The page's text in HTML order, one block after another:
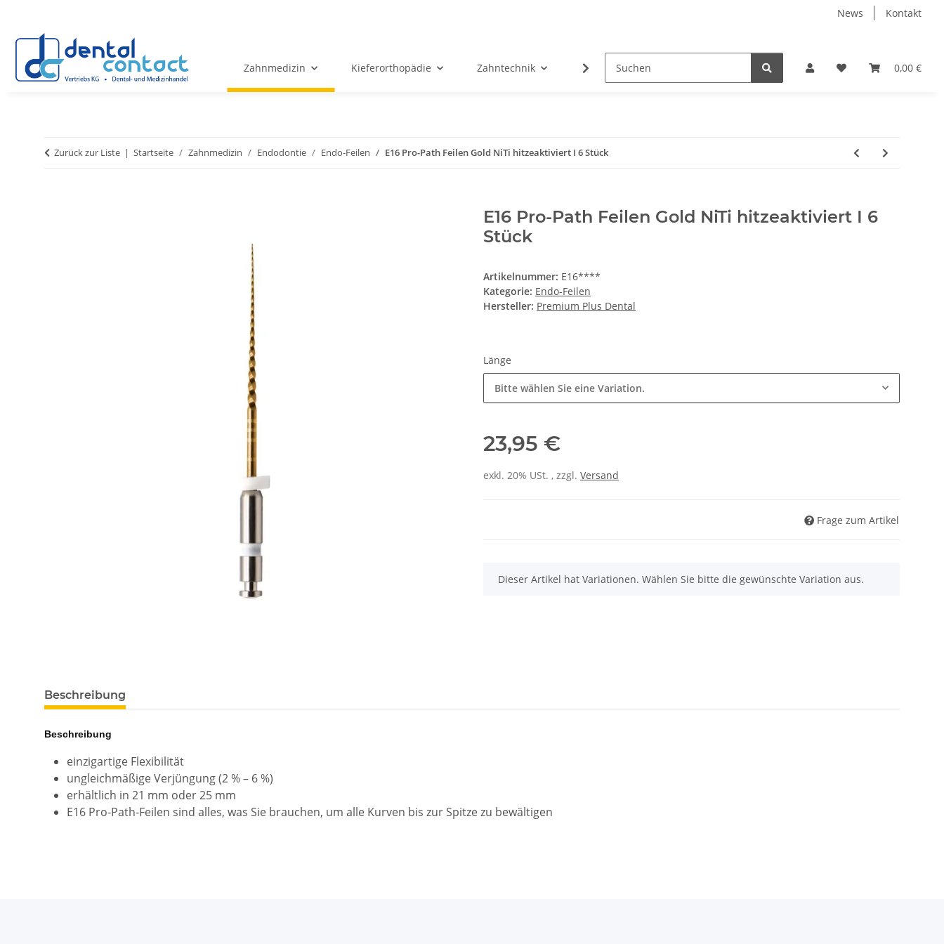
News Kontakt
0,00 €
Zahnmedizin Kieferorthopädie Zahntechnik Oral-Chirurgie Sterilisations- und Reinigungsüberwachung
Zurück zur Liste Startseite Zahnmedizin Endodontie Endo-Feilen E16 Pro-Path Feilen Gold NiTi hitzeaktiviert I 6 Stück
E16 Pro-Path Feilen Gold NiTi hitzeaktiviert I 6
Stück
Artikelnummer: E16****
Kategorie: Endo-Feilen
Hersteller: Premium Plus Dental
Länge
Bitte wählen Sie eine Variation.
23,95 €
exkl. 20% USt. , zzgl. Versand
Frage zum Artikel
x
Dieser Artikel hat Variationen. Wählen Sie bitte die gewünschte Variation aus.
Beschreibung
Beschreibung
einzigartige Flexibilität
ungleichmäßige Verjüngung (2 % – 6 %)
erhältlich in 21 mm oder 25 mm
E16 Pro-Path-Feilen sind alles, was Sie brauchen, um alle Kurven bis zur Spitze zu bewältigen